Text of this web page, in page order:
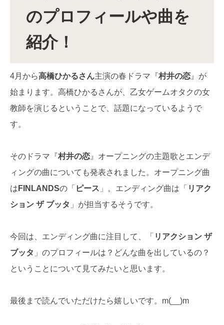
のプロフィールや曲を
紹介！
4月から高橋ひかるさん主演の春ドラマ『村井の恋 』が
始まります。高橋ひかるさんが、乙女ゲームオタクの女
教師を演じるということで、話題になっているようで
す。
そのドラマ『村井の恋 』オープニングの主題歌とエンデ
ィングの曲についても発表されました。オープニング曲
は FINLANDSの「 ピース 」。エンディング曲は「 リアク
ション ザ ブッタ 」が担当するそうです。
今回は、エンディング曲に注目して、「 リアクション ザ
ブッタ 」のプロフィールは？どんな曲を出しているの？
ということについて見てみたいと思います。
最後まで読んでいただけたら嬉しいです。m(__)m